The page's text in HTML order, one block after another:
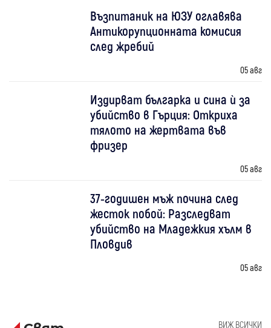
Възпитаник на ЮЗУ оглавява
Антикорупционната комисия
след жребий
05 авг
Издирват българка и сина ѝ за
убийство в Гърция: Откриха
тялото на жертвата във
фризер
05 авг
37-годишен мъж почина след
жесток побой: Разследват
убийство на Младежкия хълм в
Пловдив
05 авг
ВИЖ ВСИЧКИ